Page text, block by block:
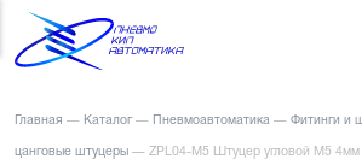
Главная — Каталог — Пневмоавтоматика — Фитинги и
цанговые штуцеры — ZPL04-M5 Штуцер угловой М5 4мм